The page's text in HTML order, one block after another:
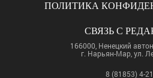
ПОЛИТИКА
СВЯЗЬ С
166000, Ненецкий
г. Нарьян-Мар, ул.
8 (81853) 4-